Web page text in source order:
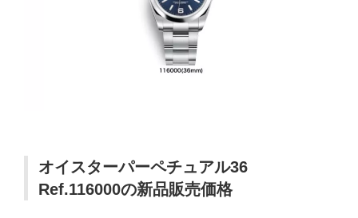
オイスターパーペチュアル36
Ref.116000の新品販売価格